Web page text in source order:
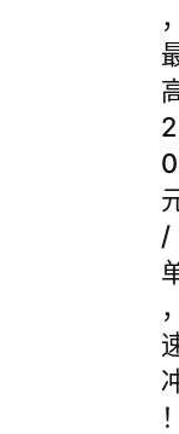
2
0
/